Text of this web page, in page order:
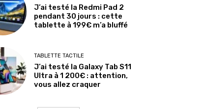
J’ai testé la Redmi Pad 2
pendant 30 jours : cette
tablette à 199€ m’a bluffé
TABLETTE TACTILE
J’ai testé la Galaxy Tab S11
Ultra à 1 200€ : attention,
vous allez craquer